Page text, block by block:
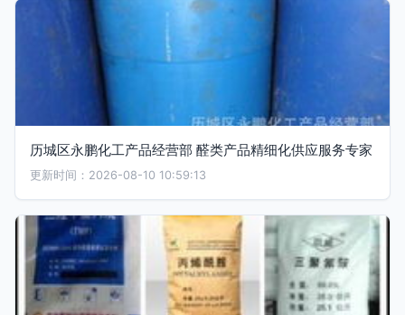
历城区永鹏化工产品经营部 醛类产品精细化供应服务专家
更新时间：2026-08-10 10:59:13